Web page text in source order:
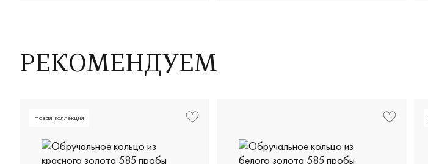
РЕКОМЕНДУЕМ
Новая коллекция